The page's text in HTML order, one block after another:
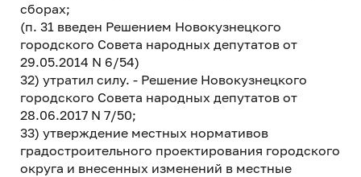
сборах;
(п. 31 введен Решением Новокузнецкого
городского Совета народных депутатов от
29.05.2014 N 6/54)
32) утратил силу. - Решение Новокузнецкого
городского Совета народных депутатов от
28.06.2017 N 7/50;
33) утверждение местных нормативов
градостроительного проектирования городского
округа и внесенных изменений в местные